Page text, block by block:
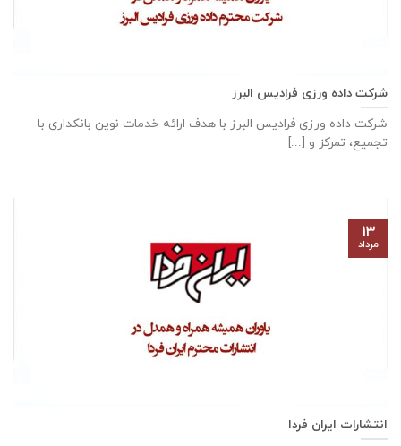
شرکت داده ورزی فرادیس البرز
شرکت داده ‌ورزی فرادیس البرز با هدف ارائه خدمات نوین بانکداری با
تجمیع، تمرکز و [...]
انتشارات ایران فردا
۱۳
مرداد